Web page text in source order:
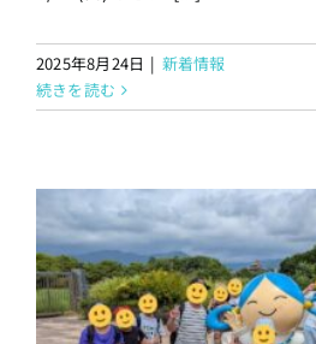
2025年8月24日 | 新着情報
続きを読む